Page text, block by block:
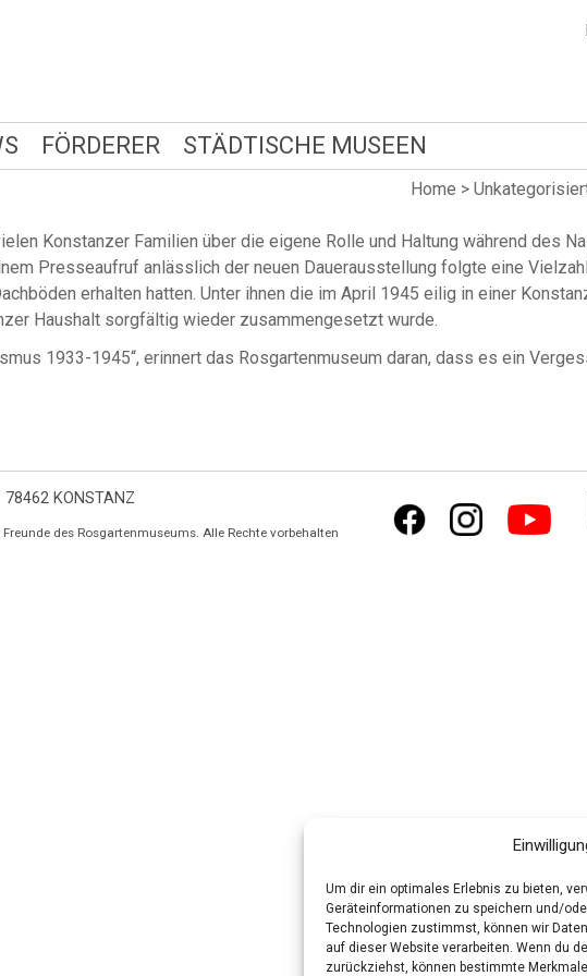
Um dir ein optimales Erlebnis zu bieten,
Geräteinformationen zu speichern und/
Technologien zustimmst, können wir
auf dieser Website verarbeiten. Wenn du
zurückziehst, können bestimmte
FÖRDERER STÄDTISCHE MUSEEN
Home >
Konstanzer Familien über die eigene Rolle und Haltung während des
Presseaufruf anlässlich der neuen Dauerausstellung folgte eine
erhalten hatten. Unter ihnen die im April 1945 eilig in einer
Haushalt sorgfältig wieder zusammengesetzt wurde.
1933-1945“, erinnert das Rosgartenmuseum daran, dass es ein
78462 KONSTANZ
des Rosgartenmuseums. Alle Rechte vorbehalten